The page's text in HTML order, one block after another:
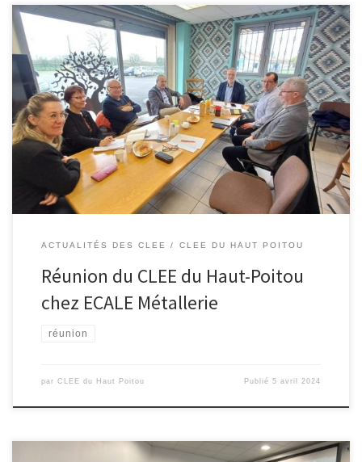
C’est dans l’entreprise ECALE Métallerie que s’est déroulé la
réunion du CLEE du Haut-Poitou. Après un accueil de Mme Karine
ECALE, gérante de l’entreprise, les membres du CLEE ont pu visiter
cette ferronnerie d’art ou le terme « pièce unique » prend tout
son sens. Le leitmotiv est « La passion du fer et […]
ACTUALITÉS DES CLEE CLEE DU HAUT POITOU
Réunion du CLEE du Haut-Poitou
chez ECALE Métallerie
réunion
par CLEE du Haut Poitou Publié5 avril 2024